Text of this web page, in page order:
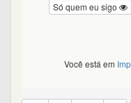
Só quem eu sigo
Você está em